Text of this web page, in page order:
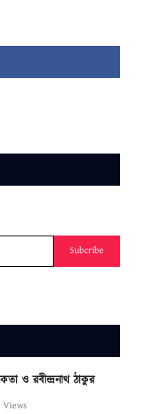
Subcribe
ও রবীন্দ্রনাথ ঠাকুর
Views